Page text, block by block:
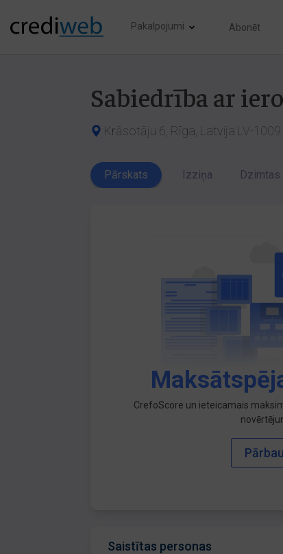
Pakalpojumi Abonēt
Sabiedrība ar
Krāsotāju 6, Rīga, Latvija LV-1009
Pārskats Izziņa Dzimtas
CrefoScore un ieteicamais
Saistītas personas